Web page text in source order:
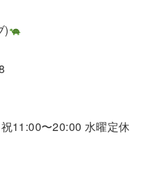
)
11:00〜20:00 水曜定休